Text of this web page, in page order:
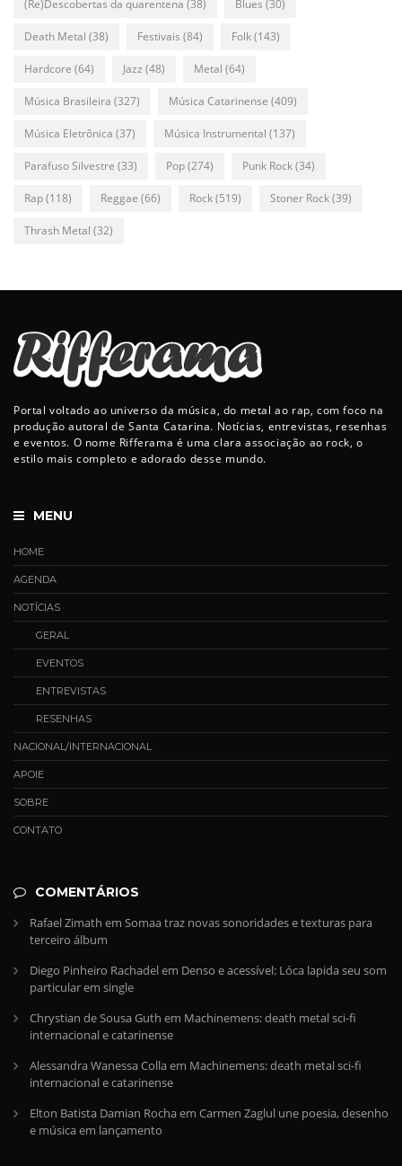
(Re)Descobertas da quarentena (38) Blues (30)
Death Metal (38) Festivais (84) Folk(143)
Hardcore (64) Jazz (48) Metal (64)
Música Brasileira (327) Música Catarinense (409)
Música Eletrônica (37) Música Instrumental (137)
Parafuso Silvestre (33) Pop(274) Punk Rock(34)
Rap(118) Reggae (66) Rock(519) Stoner Rock(39)
Thrash Metal (32)
Portal voltado ao universo da música, do metal ao rap, com foco na
produção autoral de Santa Catarina. Notícias, entrevistas, resenhas
e eventos. O nome Rifferama é uma clara associação ao rock, o
estilo mais completo e adorado desse mundo.
MENU
HOME
AGENDA
NOTÍCIAS
GERAL
EVENTOS
ENTREVISTAS
RESENHAS
NACIONAL/INTERNACIONAL
APOIE
SOBRE
CONTATO
COMENTÁRIOS
Rafael Zimath em Somaa traz novas sonoridades e texturas para
terceiro álbum
Diego Pinheiro Rachadelem Denso e acessível: Lóca lapida seu som
particular em single
Chrystian de Sousa Guth em Machinemens: death metal sci-fi
internacional e catarinense
Alessandra Wanessa Collaem Machinemens: death metal sci-fi
internacional e catarinense
Elton Batista Damian Rochaem Carmen Zaglul une poesia, desenho
e música em lançamento